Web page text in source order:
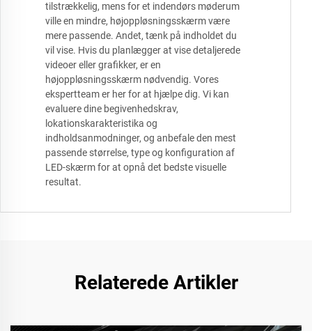
tilstrækkelig, mens for et indendørs møderum
ville en mindre, højoppløsningsskærm være
mere passende. Andet, tænk på indholdet du
vil vise. Hvis du planlægger at vise detaljerede
videoer eller grafikker, er en
højoppløsningsskærm nødvendig. Vores
ekspertteam er her for at hjælpe dig. Vi kan
evaluere dine begivenhedskrav,
lokationskarakteristika og
indholdsanmodninger, og anbefale den mest
passende størrelse, type og konfiguration af
LED-skærm for at opnå det bedste visuelle
resultat.
Relaterede Artikler